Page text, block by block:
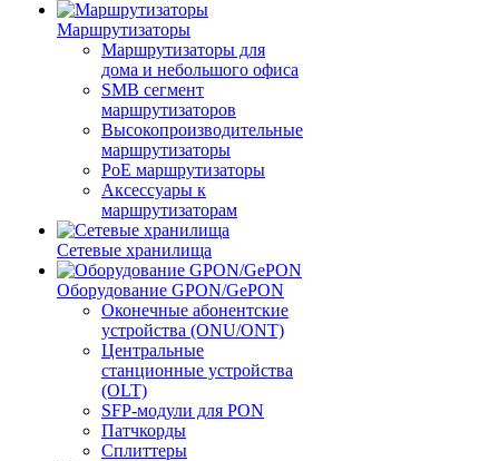
Маршрутизаторы
Маршрутизаторы для
дома и небольшого офиса
SMB сегмент
маршрутизаторов
Высокопроизводительные
маршрутизаторы
PoE маршрутизаторы
Аксессуары к
маршрутизаторам
Сетевые хранилища
Оборудование GPON/GePON
Оконечные абонентские
устройства (ONU/ONT)
Центральные
станционные устройства
(OLT)
SFP-модули для PON
Патчкорды
Сплиттеры